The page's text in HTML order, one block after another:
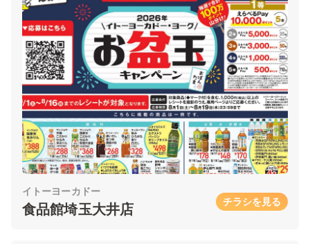
イトーヨーカドー
食品館埼玉大井店 チラシを見る